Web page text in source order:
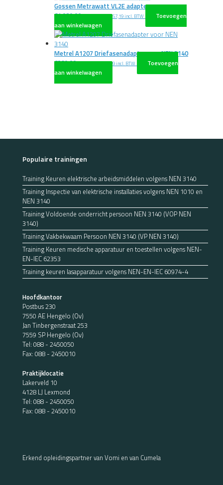
Gossen Metrawatt VL2E adapter
€1.039,00 excl. BTW€1.257,19 incl. BTW
Toevoegen
aan winkelwagen
Metrel A1207 Driefasenadapter voor NEN 3140
€389,00 excl. BTW€470,69 incl. BTW
Toevoegen
aan winkelwagen
Populaire trainingen
Training Keuren elektrische arbeidsmiddelen volgens NEN 3140
Training Inspectie van elektrische installaties volgens NEN 1010 en
NEN 3140
Training Voldoende onderricht persoon NEN 3140 (VOP NEN
3140)
Training Vakbekwaam Persoon NEN 3140 (VP NEN 3140)
Training Keuren medische apparatuur en toestellen volgens NEN-
EN-IEC 62353
Training keuren lasapparatuur volgens NEN-EN-IEC 60974-4
Hoofdkantoor
Postbus 230
7550 AE Hengelo (Ov)
Jan Tinbergenstraat 253
7559 SP Hengelo (Ov)
Tel: 088 - 2450050
Fax: 088 - 2450010
Praktijklocatie
Lakerveld 10
4128 LJ Lexmond
Tel: 088 - 2450050
Fax: 088 - 2450010
Erkend opleidingspartner van Vomi en van Cumela